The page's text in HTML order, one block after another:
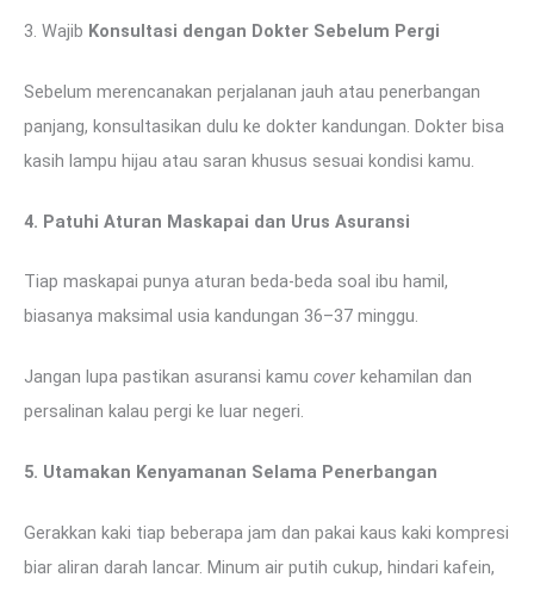
3. Wajib Konsultasi dengan Dokter Sebelum Pergi
Sebelum merencanakan perjalanan jauh atau penerbangan
panjang, konsultasikan dulu ke dokter kandungan. Dokter bisa
kasih lampu hijau atau saran khusus sesuai kondisi kamu.
4. Patuhi Aturan Maskapai dan Urus Asuransi
Tiap maskapai punya aturan beda-beda soal ibu hamil,
biasanya maksimal usia kandungan 36–37 minggu.
Jangan lupa pastikan asuransi kamu cover kehamilan dan
persalinan kalau pergi ke luar negeri.
5. Utamakan Kenyamanan Selama Penerbangan
Gerakkan kaki tiap beberapa jam dan pakai kaus kaki kompresi
biar aliran darah lancar. Minum air putih cukup, hindari kafein,